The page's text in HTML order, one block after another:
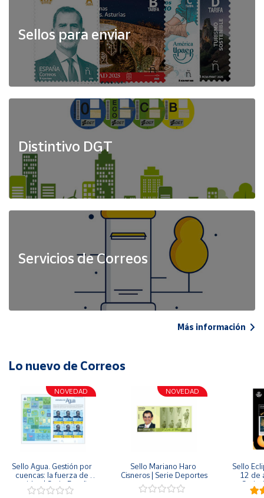
Sellos para enviar
Distintivo DGT
Servicios de Correos
Más información
Lo nuevo de Correos
NOVEDAD
Sello Agua. Gestión por
cuencas: la fuerza de
una idea.| Serie España
ES| Pliego Premium
NOVEDAD
Sello Mariano Haro
Cisneros | Serie Deportes
Sello
12 de
Serie